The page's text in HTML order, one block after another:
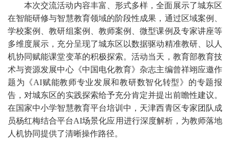
本次交流活动内容丰富、形式多样，全面展示了城东区
在智能研修与智慧教育领域的阶段性成果，通过区域案例、
学校案例、教研组案例、教师案例、微型课例及专家讲座等
多维度展示，充分呈现了城东区以数据驱动精准教研、以人
机协同赋能课堂变革的积极探索。活动当天，教育部教育技
术与资源发展中心《中国电化教育》杂志主编曾祥翊应邀作
题为《AI赋能教师专业发展和教研数智化转型》的专题报
告，对城东区的实践探索给予充分肯定并提出前瞻性建议。
在国家中小学智慧教育平台培训中，天津西青区专家团队成
员杨红梅结合平台AI场景化应用进行深度解析，为教师落地
人机协同提供了清晰操作路径。